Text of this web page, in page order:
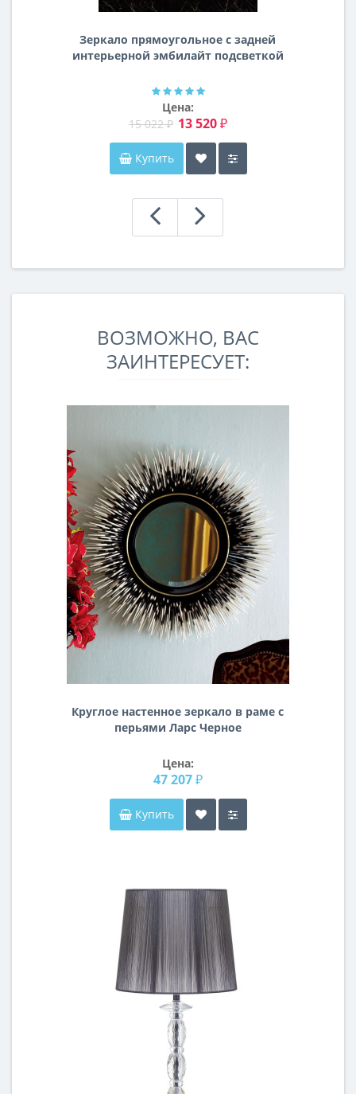
Зеркало прямоугольное с задней
интерьерной эмбилайт подсветкой
Цена:
15 022 ₽ 13 520 ₽
Купить
ВОЗМОЖНО, ВАС
ЗАИНТЕРЕСУЕТ:
Круглое настенное зеркало в раме с
перьями Ларс Черное
Цена:
47 207 ₽
Купить